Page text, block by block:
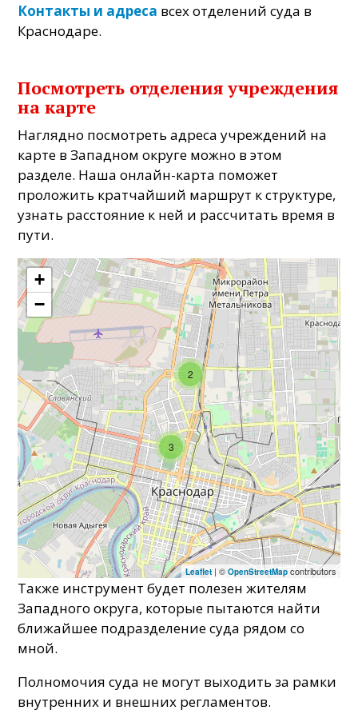
Контакты и адреса всех отделений суда в
Краснодаре.
Посмотреть отделения учреждения
на карте
Наглядно посмотреть адреса учреждений на
карте в Западном округе можно в этом
разделе. Наша онлайн-карта поможет
проложить кратчайший маршрут к структуре,
узнать расстояние к ней и рассчитать время в
пути.
3
2
+
−
Leaflet| © OpenStreetMapcontributors
Также инструмент будет полезен жителям
Западного округа, которые пытаются найти
ближайшее подразделение суда рядом со
мной.
Полномочия суда не могут выходить за рамки
внутренних и внешних регламентов.